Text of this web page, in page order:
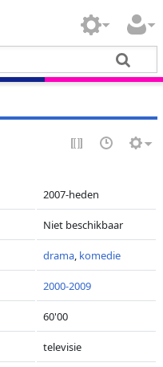
2007-heden
Niet beschikbaar
drama, komedie
2000-2009
60'00
televisie